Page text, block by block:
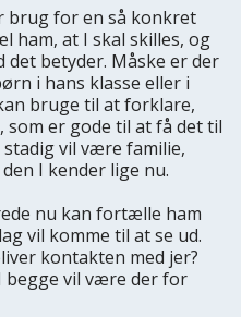
brug for en så konkret
ham, at I skal skilles, og
det betyder. Måske er der
i hans klasse eller i
bruge til at forklare,
som er gode til at få det til
stadig vil være familie,
I kender lige nu.
nu kan fortælle ham
vil komme til at se ud.
kontakten med jer?
begge vil være der for